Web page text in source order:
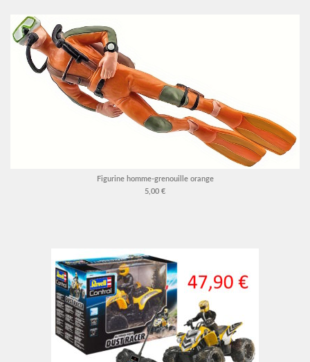
Figurine homme-grenouille orange
5,00 €